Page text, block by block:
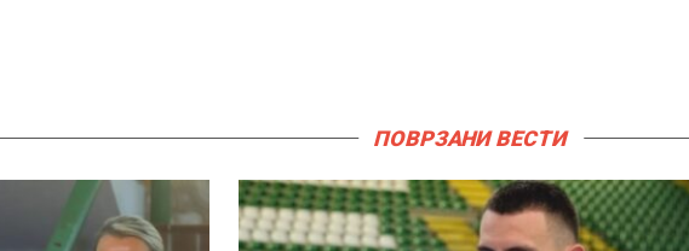
ПОВРЗАНИ ВЕСТИ